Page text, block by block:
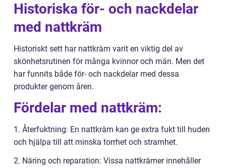
Historiska för- och nackdelar
med nattkräm
Historiskt sett har nattkräm varit en viktig del av
skönhetsrutinen för många kvinnor och män. Men det
har funnits både för- och nackdelar med dessa
produkter genom åren.
Fördelar med nattkräm:
1. Återfuktning: En nattkräm kan ge extra fukt till huden
och hjälpa till att minska torrhet och stramhet.
2. Näring och reparation: Vissa nattkrämer innehåller